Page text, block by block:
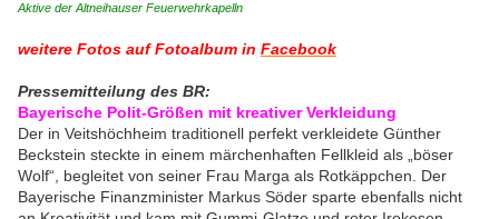
Aktive der Altneihauser Feuerwehrkapelln
weitere Fotos auf Fotoalbum in Facebook
Pressemitteilung des BR:
Bayerische Polit-Größen mit kreativer Verkleidung
Der in Veitshöchheim traditionell perfekt verkleidete Günther
Beckstein steckte in einem märchenhaften Fellkleid als „böser
Wolf“, begleitet von seiner Frau Marga als Rotkäppchen. Der
Bayerische Finanzminister Markus Söder sparte ebenfalls nicht